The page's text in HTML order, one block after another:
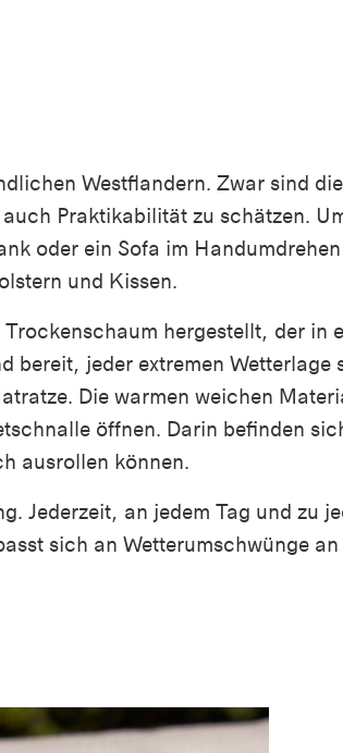
Westflandern. Zwar sind
Praktikabilität zu schätzen.
oder ein Sofa im
und Kissen.
Trockenschaum hergestellt, der in
bereit, jeder extremen
Die warmen weichen
öffnen. Darin befinden
ausrollen können.
Jederzeit, an jedem Tag und zu
sich an Wetterumschwünge